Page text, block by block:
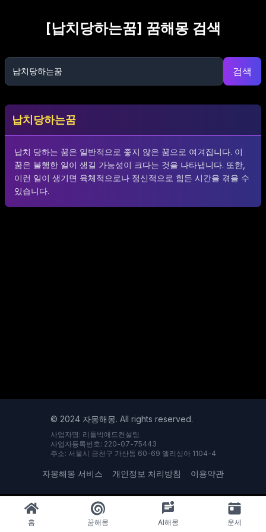
[납치당하는꿈] 꿈해몽 검색
검색
납치당하는꿈
납치 당하는 꿈은 일반적으로 좋지 않은 꿈으로 여겨집니다. 이
꿈은 불행한 일이 생길 가능성이 크다는 것을 나타냅니다. 또한,
이런 일이 생기면 육체적으로나 정신적으로 힘든 시간을 겪을 수
있습니다.
© 2024 자몽해몽. All rights reserved.
사업자명: 리틀빅애드컨설팅
사업자등록번호: 220-07-75443
주소: 서울시 금천구 가산동 60-69 엘리싱아 1104-4
자몽해몽 서비스 개인정보 처리방침 이용약관
홈 꿈해몽 AI해몽 운세